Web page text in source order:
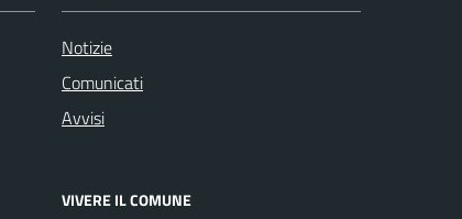
Notizie
Comunicati
Avvisi
VIVERE IL COMUNE